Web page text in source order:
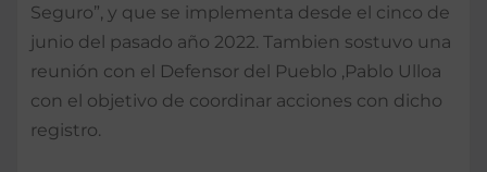
Seguro”, y que se implementa desde el cinco de
junio del pasado año 2022. Tambien sostuvo una
reunión con el Defensor del Pueblo ,Pablo Ulloa
con el objetivo de coordinar acciones con dicho
registro.